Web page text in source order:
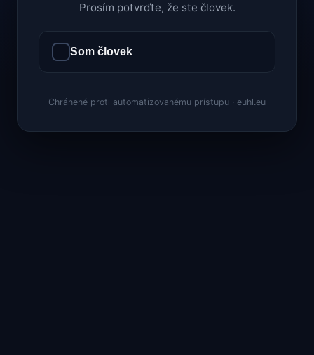
Prosím potvrďte, že ste človek.
Som človek
Chránené proti automatizovanému prístupu · euhl.eu